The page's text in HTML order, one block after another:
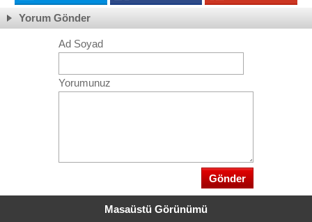
Yorum Gönder
Ad Soyad
Yorumunuz
Masaüstü Görünümü